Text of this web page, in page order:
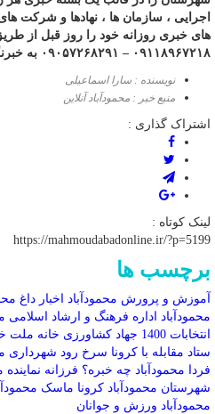
اجرایی ، سازمان ها ، نهادها و شرکت
۰۹۱۱۸۹۶۷۲۱۸ – ۰۹۰۵۷۲۶۸۲۹۱ به خبرنگاران محمودآباد آنلاین اطلاع دهند.
نویسنده : سارا اسماعیلی
منبع خبر : محمودآباد آنلاین
اشتراک گذاری :
لینک کوتاه :
https://mahmoudabadonline.ir/?p=5199
برچسب ها
آموزش و پرورش محمودآباد اخبار داغ
محمودآباد اداره فرهنگ و ارشاد اسلامی
انتخابات 1400
جهاد کشاورزی خانه ملت
ستاد مقابله با کرونا سرخ رود شهرداری
فردا محمودآباد چه خبره؟ فرزانه
شهرستان محمودآباد کرونا ماسک
محمودآباد ورزش و جوانان